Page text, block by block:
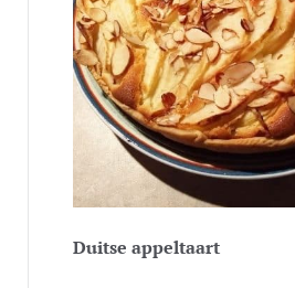
Duitse appeltaart